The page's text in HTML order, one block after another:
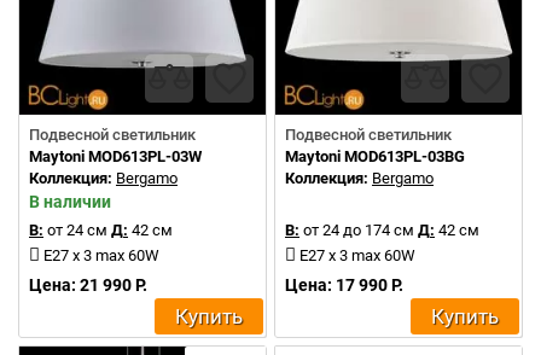
Подвесной светильник
Maytoni MOD613PL-03W
Коллекция: Bergamo
В наличии
В: от 24 см Д: 42 см
E27 x 3 max 60W
Цена: 21 990 Р.
Купить
Подвесной светильник
Maytoni MOD613PL-03BG
Коллекция: Bergamo
В: от 24 до 174 см Д: 42 см
E27 x 3 max 60W
Цена: 17 990 Р.
Купить